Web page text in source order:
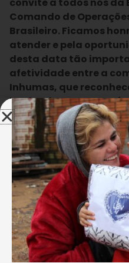
Comando de
Brasileiro. Ficamos
atender e pela
desta data tão
afetividade entre a
Inhumas, que
bonito da LBV. Para
grande. Parabéns à LBV
trabalho aqui na
Mestre, Samuel Martins,
Egeziel Castro
Inhumas, GO – Além do
festa foi abrilhantada com
Música do Comando de
Brasileiro.